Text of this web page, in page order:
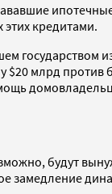
кредитами.
государством
млрд
будут
замедление